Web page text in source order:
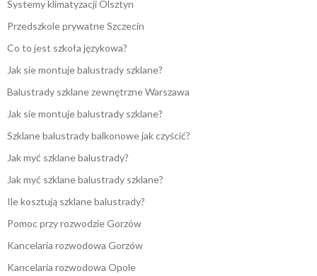
Systemy klimatyzacji Olsztyn
Przedszkole prywatne Szczecin
Co to jest szkoła językowa?
Jak sie montuje balustrady szklane?
Balustrady szklane zewnętrzne Warszawa
Jak sie montuje balustrady szklane?
Szklane balustrady balkonowe jak czyścić?
Jak myć szklane balustrady?
Jak myć szklane balustrady szklane?
Ile kosztują szklane balustrady?
Pomoc przy rozwodzie Gorzów
Kancelaria rozwodowa Gorzów
Kancelaria rozwodowa Opole